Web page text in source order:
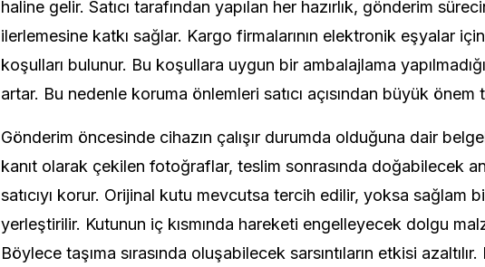
haline gelir. Satıcı tarafından yapılan her hazırlık, gönderim
ilerlemesine katkı sağlar. Kargo firmalarının elektronik eşyalar
koşulları bulunur. Bu koşullara uygun bir ambalajlama
artar. Bu nedenle koruma önlemleri satıcı açısından büyük önem
Gönderim öncesinde cihazın çalışır durumda olduğuna dair
kanıt olarak çekilen fotoğraflar, teslim sonrasında doğabilecek
satıcıyı korur. Orijinal kutu mevcutsa tercih edilir, yoksa sağlam
yerleştirilir. Kutunun iç kısmında hareketi engelleyecek dolgu
Böylece taşıma sırasında oluşabilecek sarsıntıların etkisi